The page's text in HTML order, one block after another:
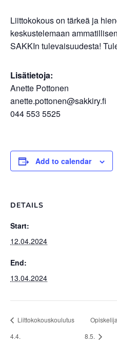
Liittokokous on tärkeä ja
keskustelemaan
SAKKIn tulevaisuudesta!
Lisätietoja:
Anette Pottonen
anette.pottonen@sakkiry.fi
044 553 5525
Add to calendar
DETAILS
Start:
12.04.2024
End:
13.04.2024
Liittokokouskoulutus
4.4.
8.5.